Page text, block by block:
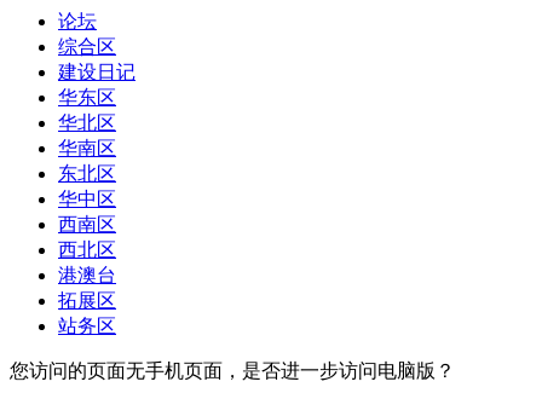
论坛
综合区
建设日记
华东区
华北区
华南区
东北区
华中区
西南区
西北区
港澳台
拓展区
站务区
您访问的页面无手机页面，是否进一步访问电脑版？